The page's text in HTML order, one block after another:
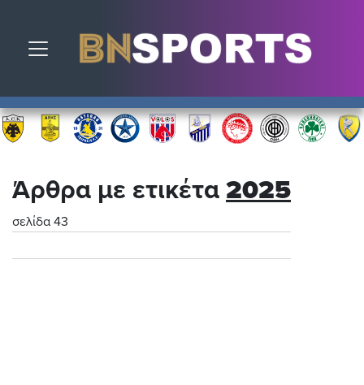
Toggle navigation
Άρθρα με ετικέτα 2025
σελίδα 43